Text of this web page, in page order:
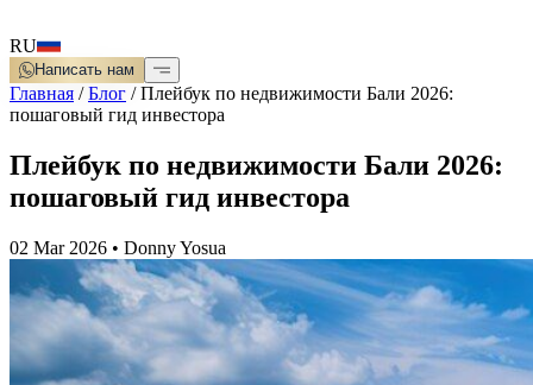
RU
Написать нам
Главная /Блог /Плейбук по недвижимости Бали 2026:
пошаговый гид инвестора
Плейбук по недвижимости Бали 2026:
пошаговый гид инвестора
02 Mar 2026 • Donny Yosua